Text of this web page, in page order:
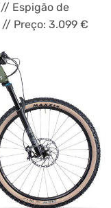
Espigão de
// Preço: 3.099 €